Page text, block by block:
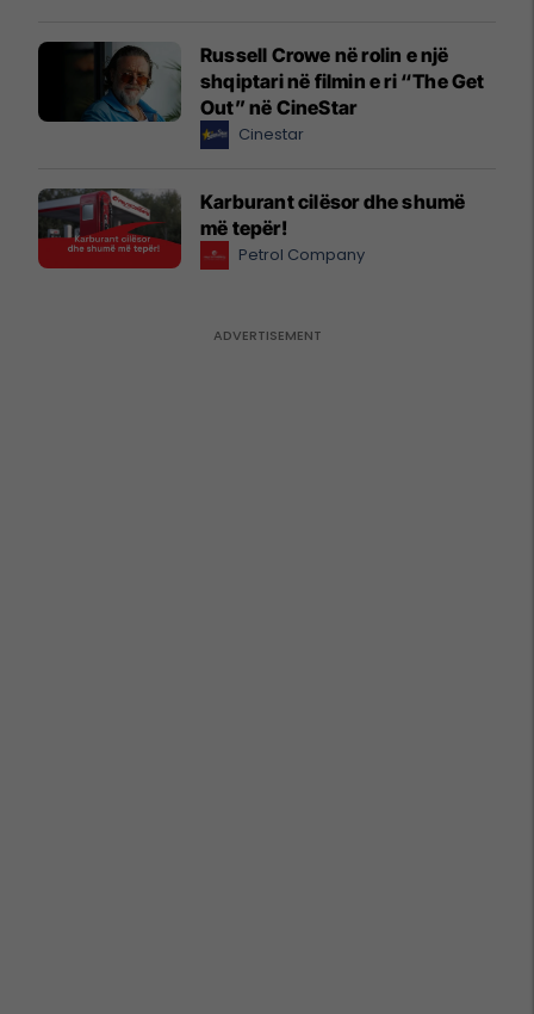
Russell Crowe në rolin e një
shqiptari në filmin e ri “The Get
Out” në CineStar
Cinestar
Karburant cilësor dhe shumë
më tepër!
Petrol Company